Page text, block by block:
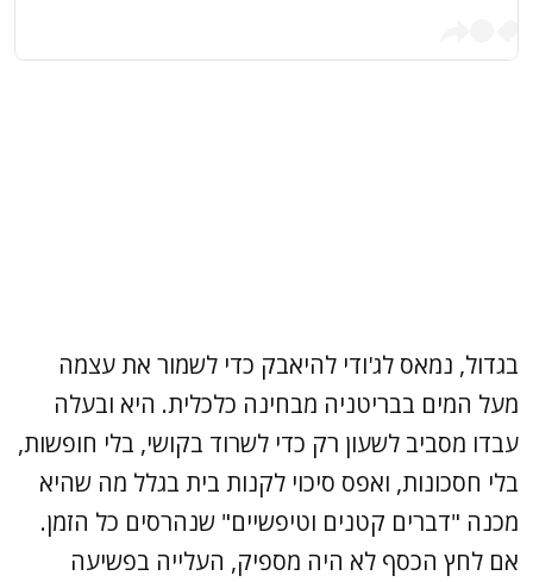
בגדול, נמאס לג'ודי להיאבק כדי לשמור את עצמה
מעל המים בבריטניה מבחינה כלכלית. היא ובעלה
עבדו מסביב לשעון רק כדי לשרוד בקושי, בלי חופשות,
בלי חסכונות, ואפס סיכוי לקנות בית בגלל מה שהיא
מכנה "דברים קטנים וטיפשיים" שנהרסים כל הזמן.
אם לחץ הכסף לא היה מספיק, העלייה בפשיעה